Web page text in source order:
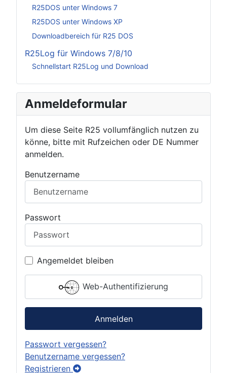
R25DOS unter Windows 7
R25DOS unter Windows XP
Downloadbereich für R25 DOS
R25Log für Windows 7/8/10
Schnellstart R25Log und Download
Anmeldeformular
Um diese Seite R25 vollumfänglich nutzen zu
könne, bitte mit Rufzeichen oder DE Nummer
anmelden.
Benutzername
Passwort
Angemeldet bleiben
Web-Authentifizierung
Anmelden
Passwort vergessen?
Benutzername vergessen?
Registrieren